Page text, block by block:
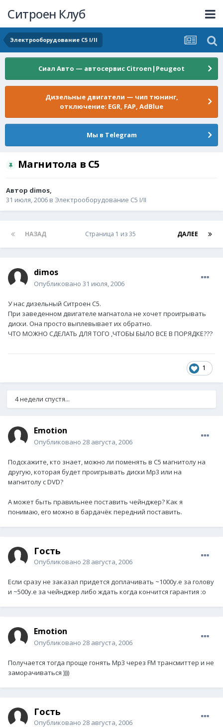
Ситроен Клуб
Электрооборудование C5 I/II
Сиал Авто — автосервис Citroen|Peugeot
Дизельные двигатели — чип тюнинг,
отключение: EGR, FAP, AdBlue
Мы в Telegram
Магнитола в С5
Автор dimos,
31 июля, 2006 в Электрооборудование C5 I/II
НАЗАД ДАЛЕЕ
Страница 1 из 35
dimos
Опубликовано 31 июля, 2006
У нас дизельный Ситроен С5.
При заведенном двигателе магнатола не хочет проигрывать
диски. Она просто выплевывает их обратно.
ЧТО МОЖНО СДЕЛАТЬ ДЛЯ ТОГО ,ЧТОБЫ БЫЛО ВСЕ В ПОРЯДКЕ???
1
4 недели спустя...
Emotion
Опубликовано 28 августа, 2006
Подскажите, кто знает, можно ли поменять в С5 магнитолу на
другую, которая будет проигрывать диски Mp3 или на
магнитолу с DVD?
А может быть правильнее поставить чейнджер? Как я
понимаю, его можно в бардачёк передний поставить.
Гость
Опубликовано 28 августа, 2006
Если сразу не заказал придется доплачивать ~1000у.е за голову
и ~500у.е за чейнджер либо ждать когда кончится гарантия :o
Emotion
Опубликовано 28 августа, 2006
Получается тогда проще гонять Mp3 через FM трансмиттер и не
заморачиваться ))))
Гость
Опубликовано 28 августа, 2006